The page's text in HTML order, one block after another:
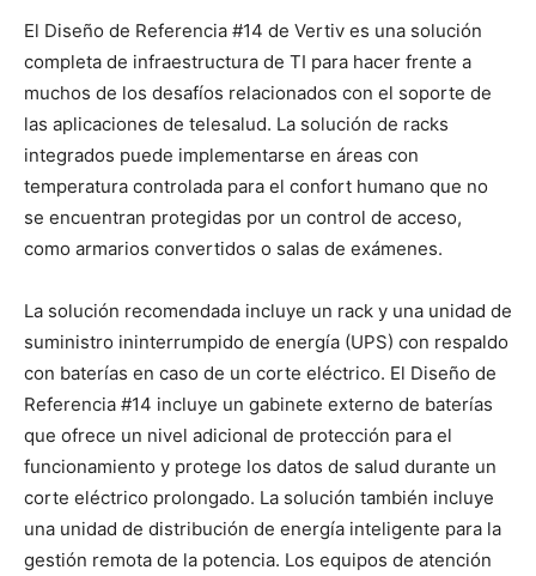
El Diseño de Referencia #14 de Vertiv es una solución
completa de infraestructura de TI para hacer frente a
muchos de los desafíos relacionados con el soporte de
las aplicaciones de telesalud. La solución de racks
integrados puede implementarse en áreas con
temperatura controlada para el confort humano que no
se encuentran protegidas por un control de acceso,
como armarios convertidos o salas de exámenes.
La solución recomendada incluye un rack y una unidad de
suministro ininterrumpido de energía (UPS) con respaldo
con baterías en caso de un corte eléctrico. El Diseño de
Referencia #14 incluye un gabinete externo de baterías
que ofrece un nivel adicional de protección para el
funcionamiento y protege los datos de salud durante un
corte eléctrico prolongado. La solución también incluye
una unidad de distribución de energía inteligente para la
gestión remota de la potencia. Los equipos de atención